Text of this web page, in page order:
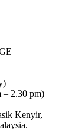
– 2.30 pm)
Kenyir,